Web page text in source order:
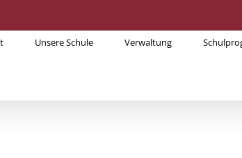
Unsere Schule Verwaltung